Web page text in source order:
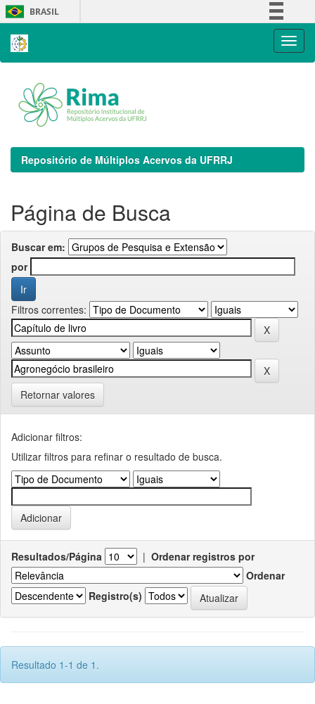
Skip
navigation
BRASIL
Repositório de Múltiplos Acervos da UFRRJ
Página de Busca
Buscar em:
por
Filtros correntes:
Retornar valores
Adicionar filtros:
Utilizar filtros para refinar o resultado de busca.
Resultados/Página | Ordenar registros por
Ordenar
Registro(s)
Resultado 1-1 de 1.